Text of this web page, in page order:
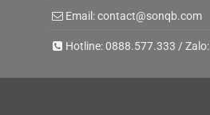
Email:contact@sonqb.com
Hotline:0888.577.333 / Zalo: